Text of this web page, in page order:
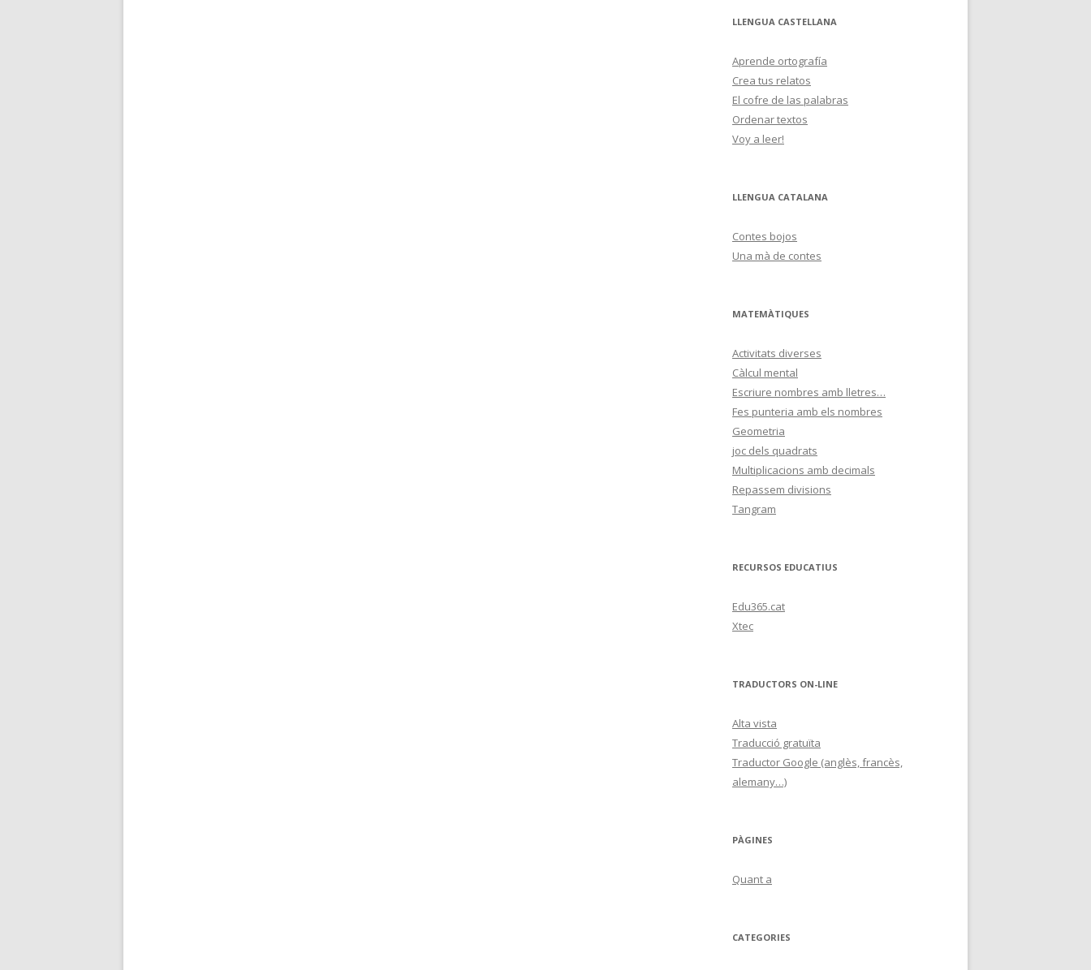
LLENGUA CASTELLANA
Aprende ortografía
Crea tus relatos
El cofre de las palabras
Ordenar textos
Voy a leer!
LLENGUA CATALANA
Contes bojos
Una mà de contes
MATEMÀTIQUES
Activitats diverses
Càlcul mental
Escriure nombres amb lletres…
Fes punteria amb els nombres
Geometria
joc dels quadrats
Multiplicacions amb decimals
Repassem divisions
Tangram
RECURSOS EDUCATIUS
Edu365.cat
Xtec
TRADUCTORS ON-LINE
Alta vista
Traducció gratuïta
Traductor Google (anglès, francès,
alemany…)
PÀGINES
Quant a
CATEGORIES